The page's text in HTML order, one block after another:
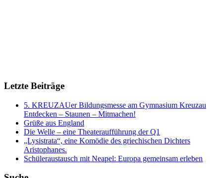
Letzte Beiträge
5. KREUZAUer Bildungsmesse am Gymnasium Kreuzau
Entdecken – Staunen – Mitmachen!
Grüße aus England
Die Welle – eine Theateraufführung der Q1
„Lysistrata“, eine Komödie des griechischen Dichters
Aristophanes.
Schüleraustausch mit Neapel: Europa gemeinsam erleben